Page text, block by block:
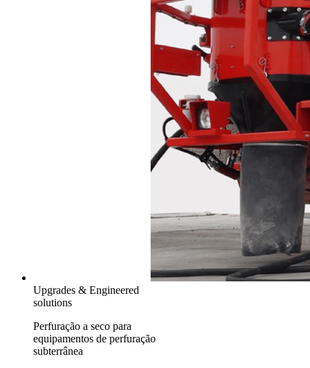
Upgrades & Engineered
solutions
Perfuração a seco para
equipamentos de perfuração
subterrânea